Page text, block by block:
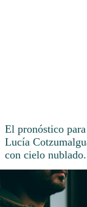
El pronóstico
Lucía
con cielo nublado.